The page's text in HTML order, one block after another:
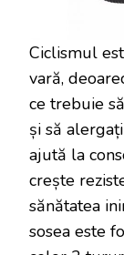
Ciclismul
vară,
ce trebuie
și să
ajută la
crește
sănătatea
sosea este